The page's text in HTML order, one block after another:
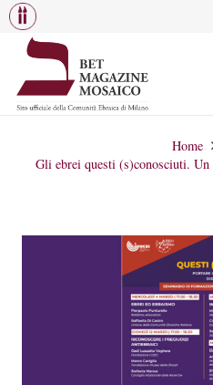
Home
Gli ebrei questi (s)conosciuti.